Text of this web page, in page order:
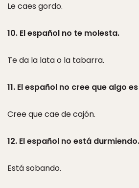
Le caes gordo.
10. El español no te molesta.
Te da la lata o la tabarra.
11. El español no cree que algo
Cree que cae de cajón.
12. El español no está durmiendo.
Está sobando.